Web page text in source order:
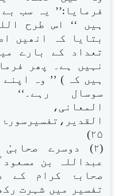
فرمایا:’’ یہ سب
ہیں ‘‘ اس طرح
بتایا کہ انھیں
تعداد کے بارے
نہیں ہے۔ پھر
ہیں کہ ) ’’ وہ
سوسال رہے۔‘‘
المعانی،
۲۵)
(۲) دوسرے
صحابۂ کرام کے
تفسیر میں شہرت